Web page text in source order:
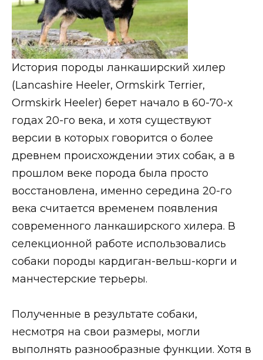
История породы ланкаширский хилер
(Lancashire Heeler, Ormskirk Terrier,
Ormskirk Heeler) берет начало в 60-70-х
годах 20-го века, и хотя существуют
версии в которых говорится о более
древнем происхождении этих собак, а в
прошлом веке порода была просто
восстановлена, именно середина 20-го
века считается временем появления
современного ланкаширского хилера. В
селекционной работе использовались
собаки породы кардиган-вельш-корги и
манчестерские терьеры.
Полученные в результате собаки,
несмотря на свои размеры, могли
выполнять разнообразные функции. Хотя в